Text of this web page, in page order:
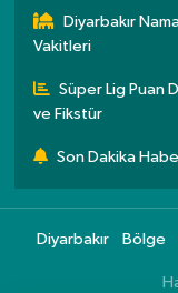
Diyarbakır
Vakitleri
Süper Lig Puan
ve Fikstür
Son Dakika
Diyarbakır Bölge